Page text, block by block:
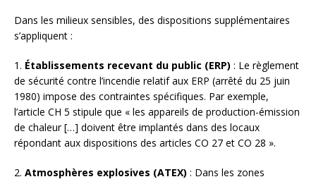
Dans les milieux sensibles, des dispositions supplémentaires
s’appliquent :
1. Établissements recevant du public (ERP) : Le règlement
de sécurité contre l’incendie relatif aux ERP (arrêté du 25 juin
1980) impose des contraintes spécifiques. Par exemple,
l’article CH 5 stipule que « les appareils de production-émission
de chaleur […] doivent être implantés dans des locaux
répondant aux dispositions des articles CO 27 et CO 28 ».
2. Atmosphères explosives (ATEX) : Dans les zones